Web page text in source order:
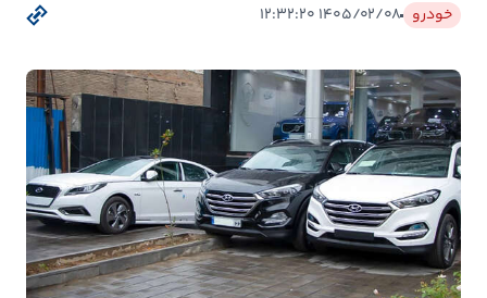
بورس
بیمه
اقتصاد
جهان
بازار
و
تجارت
خودرو ۱۴۰۵/۰۲/۰۸ ۱۲:۳۲:۲۰